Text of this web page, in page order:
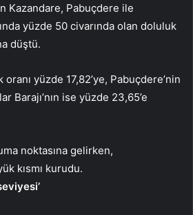
Kazandare, Pabuçdere ile
yüzde 50 civarında olan doluluk
düştü.
yüzde 17,82’ye, Pabuçdere’nin
Barajı’nın ise yüzde 23,65’e
noktasına gelirken,
kısmı kurudu.